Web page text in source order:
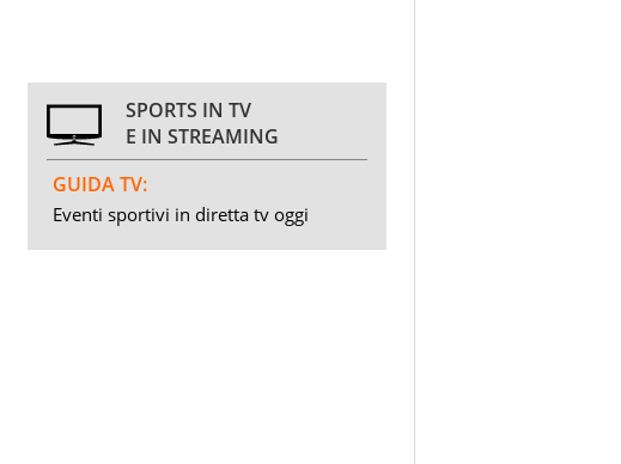
SPORTS IN TV
E IN STREAMING
GUIDA TV:
Eventi sportivi in diretta tv oggi